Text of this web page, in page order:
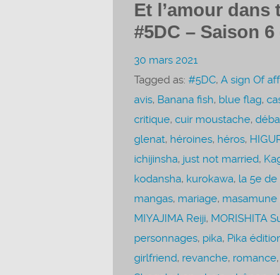
Et l’amour dans
#5DC – Saison
30 mars 2021
Tagged as: #5DC, A sign Of
avis, Banana fish, blue flag,
critique, cuir moustache,
glenat, héroines, héros,
ichijinsha, just not married,
kodansha, kurokawa, la 5e de
mangas, mariage, masamune
MIYAJIMA Reiji, MORISHITA
personnages, pika, Pika
girlfriend, revanche, romance,